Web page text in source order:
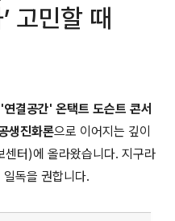
고민할 때
결공간' 온택트 도슨트 콘서
생진화론으로 이어지는 깊이
터)에 올라왔습니다. 지구라
독을 권합니다.